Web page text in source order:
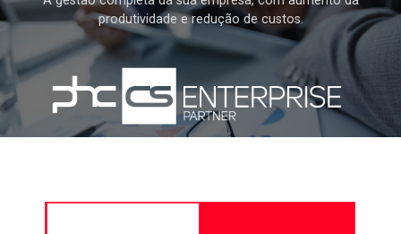
produtividade e redução de custos.